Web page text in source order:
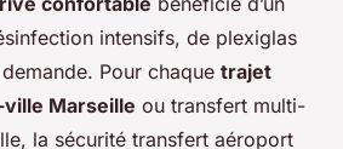
intensifs, de plexiglas
Pour chaque trajet
Marseille ou transfert multi-
la sécurité transfert aéroport